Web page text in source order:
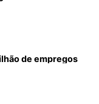
de empregos